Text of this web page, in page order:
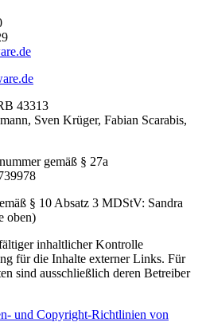
43313
Sven Krüger, Fabian Scarabis,
gemäß § 27a
§ 10 Absatz 3 MDStV: Sandra
oben)
inhaltlicher Kontrolle
für die Inhalte externer Links. Für
sind ausschließlich deren Betreiber
und Copyright-Richtlinien von